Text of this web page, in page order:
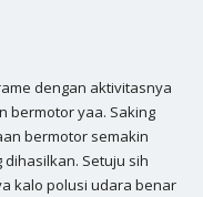
dengan aktivitasnya
bermotor yaa. Saking
bermotor semakin
Setuju sih
kalo polusi udara benar